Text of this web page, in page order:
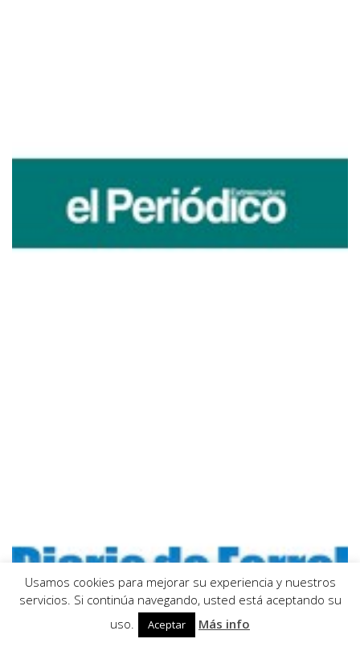
Usamos cookies para mejorar su experiencia y nuestros
servicios. Si continúa navegando, usted está aceptando su
uso.
Aceptar Más info